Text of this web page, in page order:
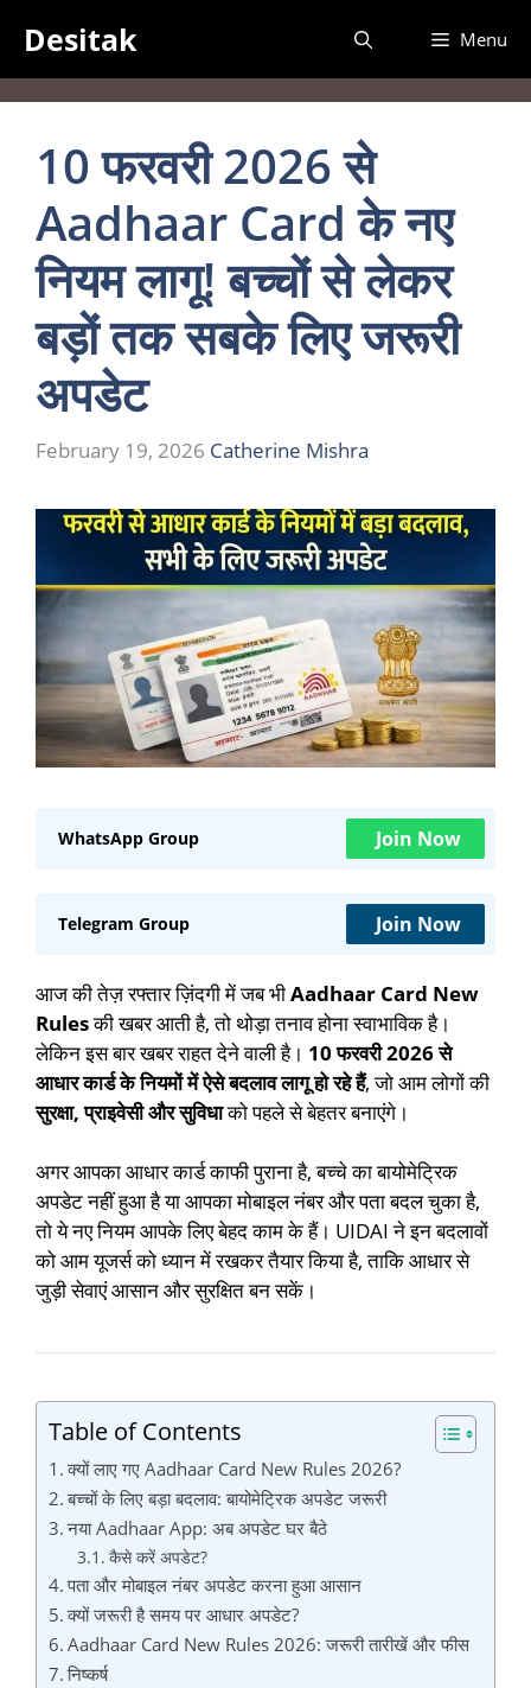
content
Desitak Menu
10 फरवरी 2026 से
Aadhaar Card के नए
नियम लागू! बच्चों से लेकर
बड़ों तक सबके लिए जरूरी
अपडेट
February 19, 2026 Catherine Mishra
WhatsApp Group Join Now
Telegram Group Join Now
आज की तेज़ रफ्तार ज़िंदगी में जब भीAadhaar Card New
Rulesकी खबर आती है, तो थोड़ा तनाव होना स्वाभाविक है।
लेकिन इस बार खबर राहत देने वाली है। 10 फरवरी 2026 से
आधार कार्ड के नियमों में ऐसे बदलाव लागू हो रहे हैं, जो आम लोगों की
सुरक्षा, प्राइवेसी और सुविधाको पहले से बेहतर बनाएंगे।
अगर आपका आधार कार्ड काफी पुराना है, बच्चे का बायोमेट्रिक
अपडेट नहीं हुआ है या आपका मोबाइल नंबर और पता बदल चुका है,
तो ये नए नियम आपके लिए बेहद काम के हैं। UIDAI ने इन बदलावों
को आम यूजर्स को ध्यान में रखकर तैयार किया है, ताकि आधार से
जुड़ी सेवाएं आसान और सुरक्षित बन सकें।
Table of Contents
क्यों लाए गए Aadhaar Card New Rules 2026?
बच्चों के लिए बड़ा बदलाव: बायोमेट्रिक अपडेट जरूरी
नया Aadhaar App: अब अपडेट घर बैठे
कैसे करें अपडेट?
पता और मोबाइल नंबर अपडेट करना हुआ आसान
क्यों जरूरी है समय पर आधार अपडेट?
Aadhaar Card New Rules 2026: जरूरी तारीखें और फीस
निष्कर्ष